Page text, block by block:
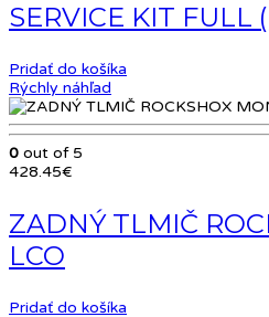
SERVICE KIT FULL
Pridať do košíka
Rýchly náhľad
0 out of 5
428.45€
ZADNÝ TLMIČ
LCO
Pridať do košíka